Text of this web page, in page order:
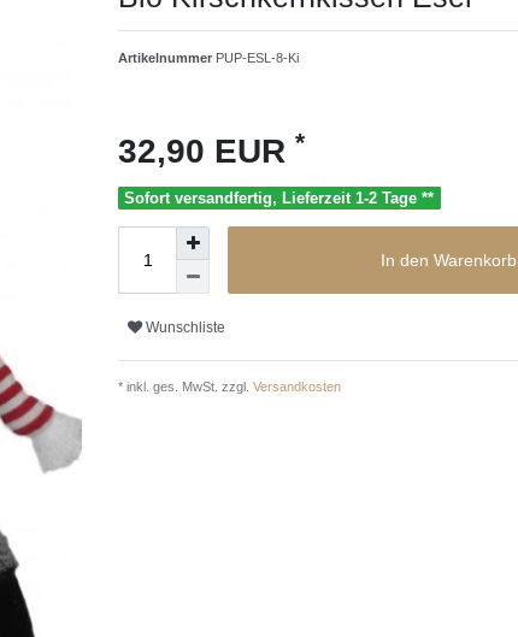
Artikelnummer PUP-ESL-8-Ki
32,90 EUR *
Sofort versandfertig, Lieferzeit 1-2 Tage **
In den Warenkorb
Wunschliste
* inkl. ges. MwSt. zzgl. Versandkosten